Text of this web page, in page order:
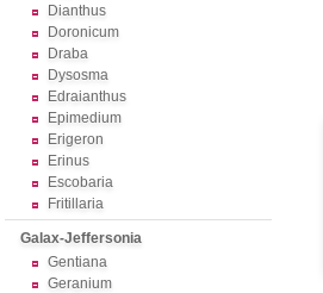
Dianthus
Doronicum
Draba
Dysosma
Edraianthus
Epimedium
Erigeron
Erinus
Escobaria
Fritillaria
Galax-Jeffersonia
Gentiana
Geranium